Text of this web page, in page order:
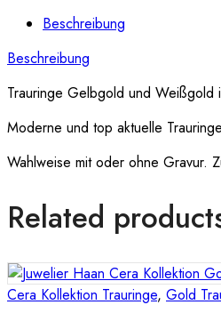
Beschreibung
Beschreibung
Trauringe Gelbgold und
Moderne und top aktuelle
Wahlweise mit oder ohne Gravur.
Related
Cera Kollektion Trauringe, Gold